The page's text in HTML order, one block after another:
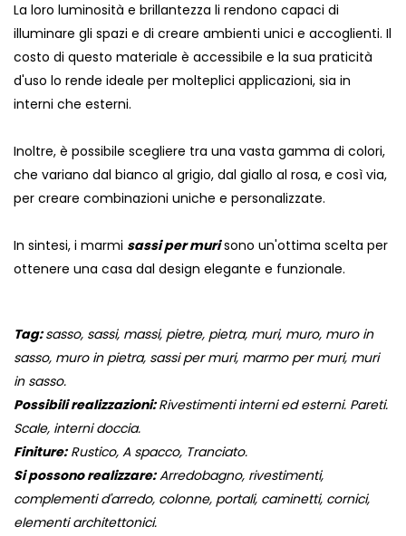
La loro luminosità e brillantezza li rendono capaci di
illuminare gli spazi e di creare ambienti unici e accoglienti. Il
costo di questo materiale è accessibile e la sua praticità
d'uso lo rende ideale per molteplici applicazioni, sia in
interni che esterni.
Inoltre, è possibile scegliere tra una vasta gamma di colori,
che variano dal bianco al grigio, dal giallo al rosa, e così via,
per creare combinazioni uniche e personalizzate.
In sintesi, i marmi sassi per murisono un'ottima scelta per
ottenere una casa dal design elegante e funzionale.
Tag:sasso, sassi, massi, pietre, pietra, muri, muro, muro in
sasso, muro in pietra, sassi per muri, marmo per muri, muri
in sasso.
Possibili realizzazioni:Rivestimenti interni ed esterni. Pareti.
Scale, interni doccia.
Finiture:Rustico, A spacco, Tranciato.
Si possono realizzare:Arredobagno, rivestimenti,
complementi d'arredo, colonne, portali, caminetti, cornici,
elementi architettonici.